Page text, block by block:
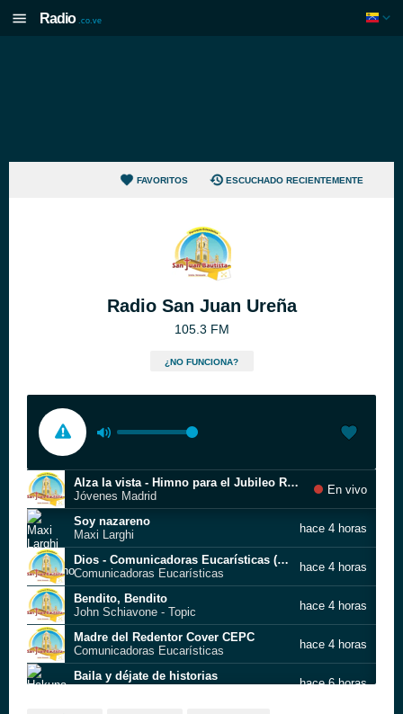
Radio .co.ve
FAVORITOS ESCUCHADO RECIENTEMENTE
Radio San Juan Ureña
105.3 FM
¿NO FUNCIONA?
Alza la vista - Himno para el Jubileo Roma 2025 (Jóvenes Madrid y Luispo)
Jóvenes Madrid
En vivo
Soy nazareno
Maxi Larghi
hace 4 horas
Dios - Comunicadoras Eucarísticas ( Vídeo Oficial)
Comunicadoras Eucarísticas
hace 4 horas
Bendito, Bendito
John Schiavone - Topic
hace 4 horas
Madre del Redentor Cover CEPC
Comunicadoras Eucarísticas
hace 4 horas
Baila y déjate de historias
hace 6 horas